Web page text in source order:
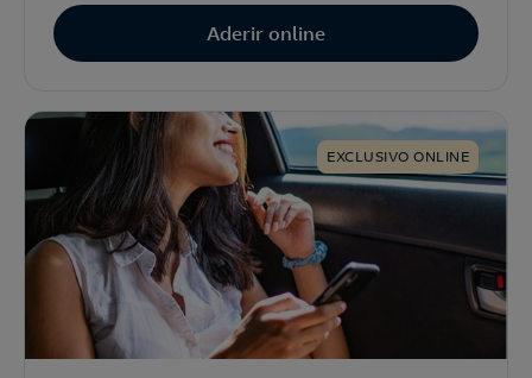
Aderir online
EXCLUSIVO ONLINE